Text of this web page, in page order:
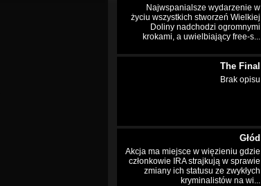
Najwspanialsze wydarzenie w
życiu wszystkich stworzeń Wielkiej
Doliny nadchodzi ogromnymi
krokami, a uwielbiający free-s...
The Final
Brak opisu
Głód
Akcja ma miejsce w więzieniu gdzie
członkowie IRA strajkują w sprawie
zmiany ich statusu ze zwykłych
kryminalistów na wi...